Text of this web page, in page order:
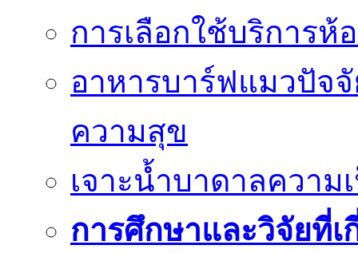
การเลือกใช้บริการห้
อาหารบาร์ฟแมวปัจ
ความสุข
เจาะน้ำบาดาลควา
การศึกษาและวิจัยที่